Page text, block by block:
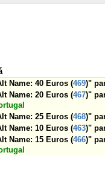
Name: 40 Euros (469)"
Name: 20 Euros (467)"
Name: 25 Euros (468)"
Name: 10 Euros (463)"
Name: 15 Euros (466)"